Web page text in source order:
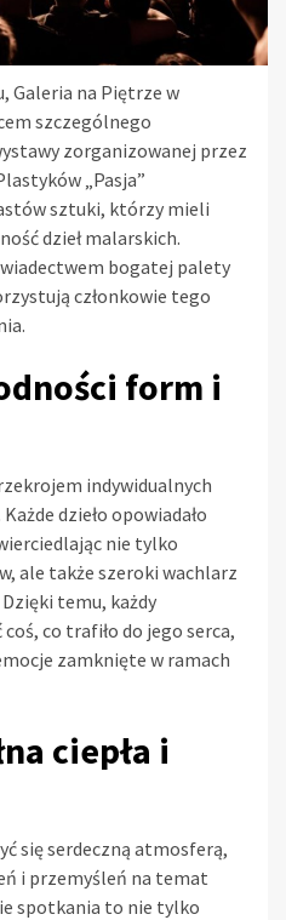
Galeria na Piętrze w
szczególnego
zorganizowanej przez
„Pasja”
sztuki, którzy mieli
dzieł malarskich.
bogatej palety
członkowie tego
form i
indywidualnych
dzieło opowiadało
nie tylko
ale także szeroki wachlarz
temu, każdy
co trafiło do jego serca,
zamknięte w ramach
ciepła i
się serdeczną atmosferą,
i przemyśleń na temat
spotkania to nie tylko